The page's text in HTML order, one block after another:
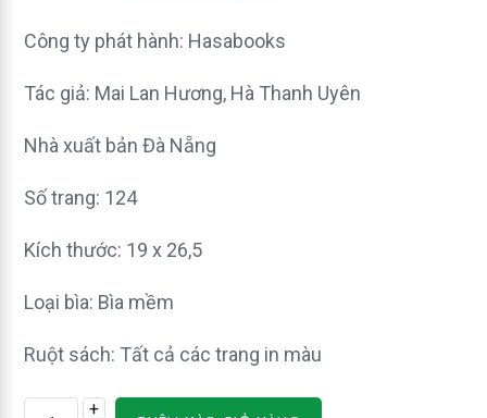
là:
124.000 ₫.
tại
là:
99.200 ₫.
Công ty phát hành: Hasabooks
Tác giả: Mai Lan Hương, Hà Thanh Uyên
Nhà xuất bản Đà Nẵng
Số trang: 124
Kích thước: 19 x 26,5
Loại bìa: Bìa mềm
Ruột sách: Tất cả các trang in màu
+